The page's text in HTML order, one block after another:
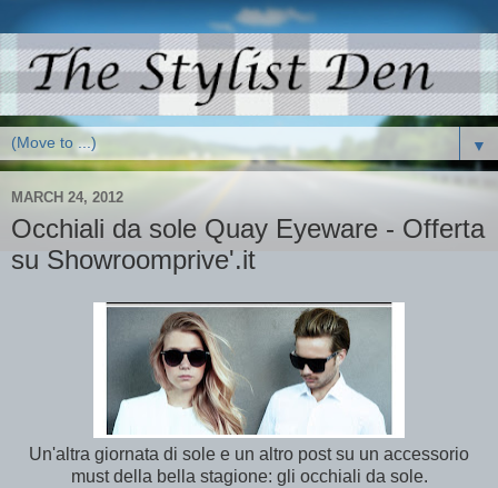
▼
MARCH 24, 2012
Occhiali da sole Quay Eyeware - Offerta
su Showroomprive'.it
Un'altra giornata di sole e un altro post su un accessorio
must della bella stagione: gli occhiali da sole.